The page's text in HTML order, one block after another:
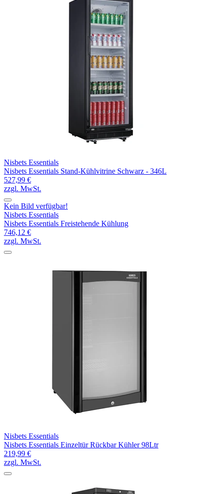
Nisbets Essentials
Nisbets Essentials Stand-Kühlvitrine Schwarz - 346L
527,99 €
zzgl. MwSt.
Kein Bild verfügbar!
Nisbets Essentials
Nisbets Essentials Freistehende Kühlung
746,12 €
zzgl. MwSt.
Nisbets Essentials
Nisbets Essentials Einzeltür Rückbar Kühler 98Ltr
219,99 €
zzgl. MwSt.